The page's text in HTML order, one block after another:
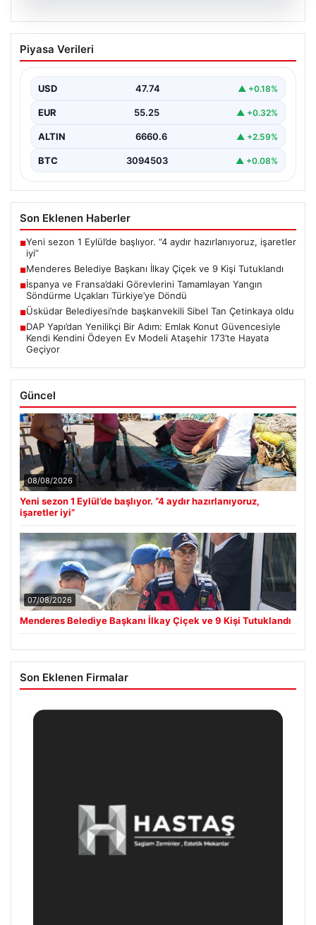
07.08.2026
Menderes Belediye Başkanı İlkay Çiçek
ve 9 Kişi Tutuklandı
Çiçek'in de aralarında bulunduğu isimlere yönelik
yürütülen kapsamlı…
Piyasa Verileri
USD 47.74 ▲ +0.18%
EUR 55.25 ▲ +0.32%
ALTIN 6660.6 ▲ +2.59%
BTC 3094503 ▲ +0.08%
Son Eklenen Haberler
■Yeni sezon 1 Eylül’de başlıyor. “4 aydır hazırlanıyoruz, işaretler
iyi”
■Menderes Belediye Başkanı İlkay Çiçek ve 9 Kişi Tutuklandı
■İspanya ve Fransa’daki Görevlerini Tamamlayan Yangın
Söndürme Uçakları Türkiye’ye Döndü
■Üsküdar Belediyesi’nde başkanvekili Sibel Tan Çetinkaya oldu
■DAP Yapı’dan Yenilikçi Bir Adım: Emlak Konut Güvencesiyle
Kendi Kendini Ödeyen Ev Modeli Ataşehir 173’te Hayata
Geçiyor
Güncel
08/08/2026
Yeni sezon 1 Eylül’de başlıyor. “4 aydır hazırlanıyoruz,
işaretler iyi”
07/08/2026
Menderes Belediye Başkanı İlkay Çiçek ve 9 Kişi Tutuklandı
Son Eklenen Firmalar